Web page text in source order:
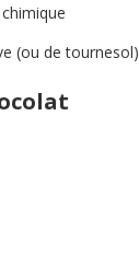
(ou de tournesol)